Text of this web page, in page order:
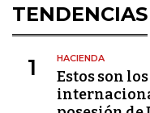
TENDENCIAS
1 HACIENDA
Estos son